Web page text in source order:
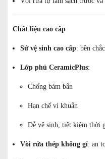
Chất liệu cao cấp
Sứ vệ sinh cao cấp: bền
Lớp phủ CeramicPlus:
Chống bám bẩn
Hạn chế vi khuẩn
Dễ vệ sinh, tiết kiệm thời
Vòi rửa thép không gỉ: an